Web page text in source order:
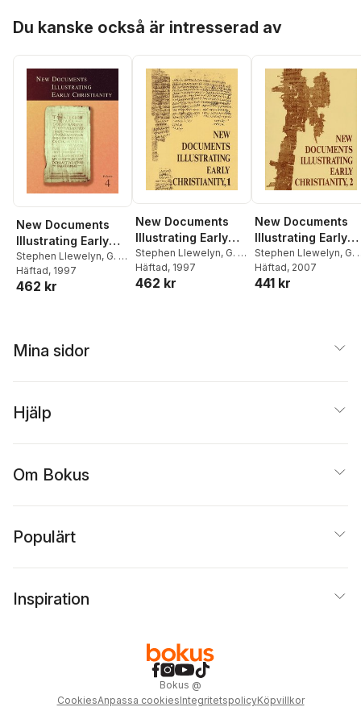
Published in 1976
1979
Du kanske också är intresserad av
New Documents
Illustrating Early
Christianity, 4: A
Review of Greek
Inscriptions and
Stephen Llewelyn, G. H.
R. Horsley
Häftad, 1997
462 kr
New Documents
Illustrating Early
Christianity, 1: A
Review of the
Greek Inscriptions
Stephen Llewelyn, G. H.
R. Horsley
Häftad, 1997
462 kr
New Documents
Illustrating Early
Christianity, 2: A
Review of Greek
Inscriptions and
Stephen Llewelyn, G.
R. Horsley
Häftad, 2007
441 kr
Mina sidor
Hjälp
Om Bokus
Populärt
Inspiration
Bokus @
CookiesAnpassa cookiesIntegritetspolicyKöpvillkor